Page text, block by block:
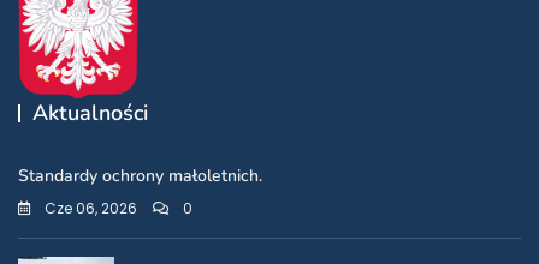
Aktualności
Standardy ochrony małoletnich.
Cze 06, 2026 0